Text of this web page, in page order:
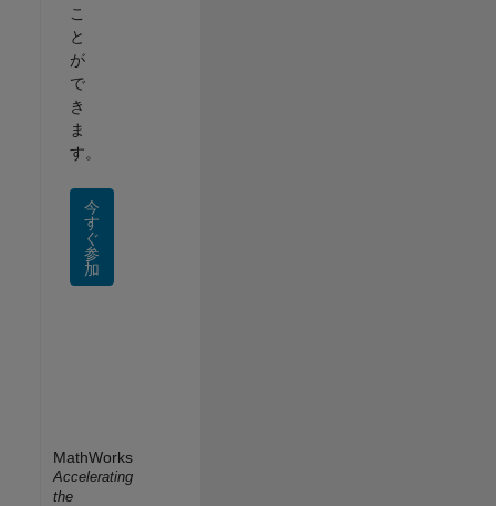
こ
と
が
で
き
ま
す。
今
す
ぐ
参
加
MathWorks
Accelerating
the